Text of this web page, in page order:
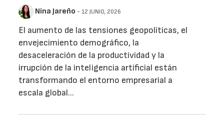
Nina Jareño - 12 JUNIO, 2026
El aumento de las tensiones geopolíticas, el
envejecimiento demográfico, la
desaceleración de la productividad y la
irrupción de la inteligencia artificial están
transformando el entorno empresarial a
escala global...